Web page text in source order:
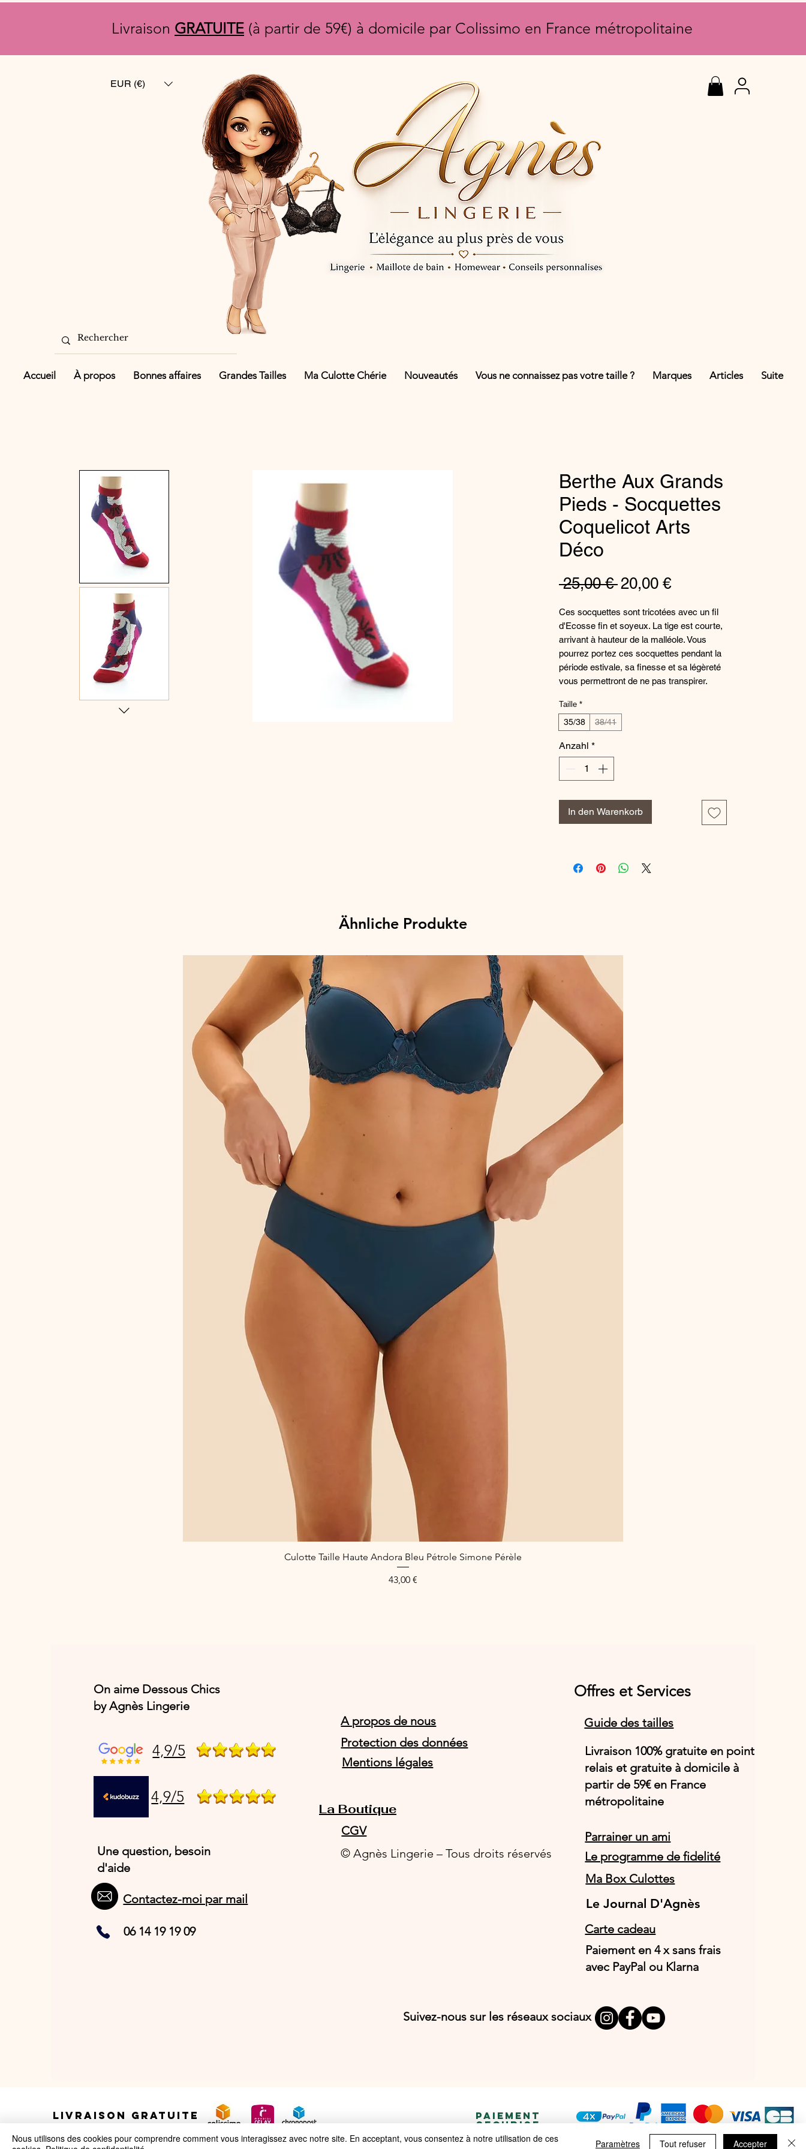
Livraison GRATUITE (à partir de 59€) à domicile par Colissimo en France métropolitaine
EUR (€)
Accueil À propos Bonnes affaires Grandes Tailles Ma Culotte Chérie Nouveautés Vous ne connaissez pas votre taille ? Marques Articles Suite
Berthe Aux Grands
Pieds - Socquettes
Coquelicot Arts
Déco
25,00 € Standardpreis
20,00 €Sale-
Ces socquettes sont tricotées avec un fil
d'Ecosse fin et soyeux. La tige est courte,
arrivant à hauteur de la malléole. Vous
pourrez portez ces socquettes pendant la
période estivale, sa finesse et sa légèreté
vous permettront de ne pas transpirer.
et ivoire apportent à ce modèle une
énergie et une vivacité appréciées par nos
fuchsia et rouge vif éclosent de part et
d'autre sur le pied, stimulant le fond raisin
prolonger la durée de vie de nos produits.
fabriquées en France, dans les ateliers de
Référence fabricant : BAS19F-1
Taille *
35/38 38/41
Anzahl *
In den Warenkorb
Ähnliche Produkte
Schnellansicht
Culotte Taille Haute Andora Bleu Pétrole Simone Pérèle
Preis
43,00 €
On aime Dessous Chics
by Agnès Lingerie
4,9/5
4,9/5
Une question, besoin
d'aide
Contactez-moi par mail
06 14 19 19 09
Offres et Services
A propos de nous
Protection des données
Mentions légales
Guide des tailles
Livraison 100% gratuite en point
relais et gratuite à domicile à
partir de 59€ en France
métropolitaine
CGV
Parrainer un ami
Le programme de fidelité
© Agnès Lingerie – Tous droits réservés
Ma Box Culottes
Le Journal D'Agnès
Le Journal D'Agnès
Carte cadeau
Paiement en 4 x sans frais
avec PayPal ou Klarna
Suivez-nous sur les réseaux sociaux
La Boutique
LIVRAISON GRATUITE PAIEMENT
SECURISE
Nous utilisons des cookies pour comprendre comment vous interagissez avec notre site. En acceptant, vous consentez à notre utilisation de ces
Paramètres Tout refuser Accepter